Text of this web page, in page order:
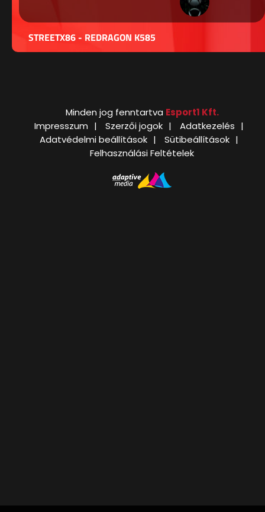
STREETX86 - REDRAGON K585
Minden jog fenntartva Esport1 Kft.
Impresszum
Szerzői jogok
Adatkezelés
Adatvédelmi beállítások
Sütibeállítások
Felhasználási Feltételek